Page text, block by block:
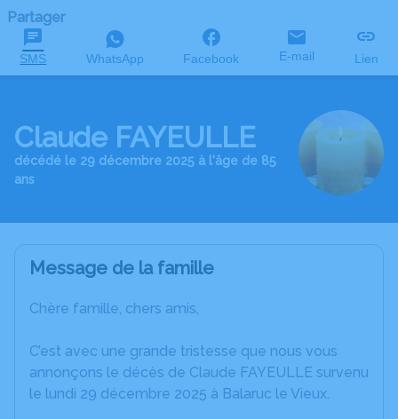
Partager
SMS WhatsApp Facebook E-mail Lien
Claude FAYEULLE
décédé le 29 décembre 2025 à l'âge de 85
ans
Message de la famille
Chère famille, chers amis,
C’est avec une grande tristesse que nous vous
annonçons le décès de Claude FAYEULLE survenu
le lundi 29 décembre 2025 à Balaruc le Vieux.